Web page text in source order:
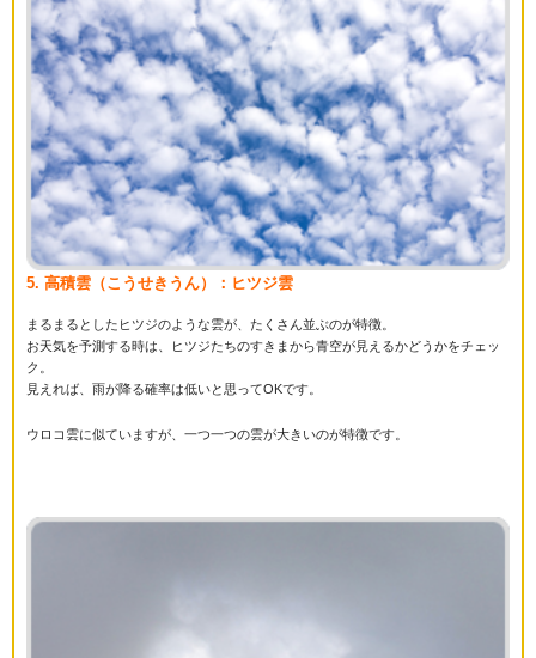
5. 高積雲（こうせきうん）：ヒツジ雲
まるまるとしたヒツジのような雲が、たくさん並ぶのが特徴。
お天気を予測する時は、ヒツジたちのすきまから青空が見えるかどうかをチェッ
ク。
見えれば、雨が降る確率は低いと思ってOKです。
ウロコ雲に似ていますが、一つ一つの雲が大きいのが特徴です。